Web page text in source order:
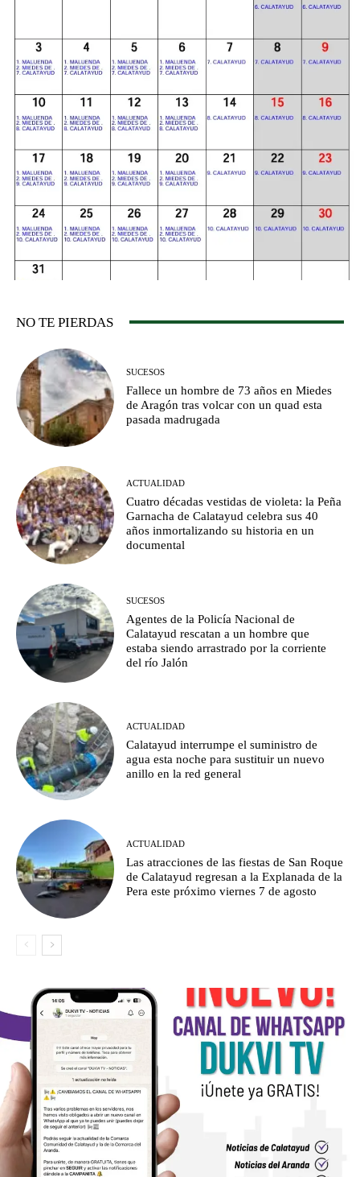
NO TE PIERDAS
SUCESOS
Fallece un hombre de 73 años en Miedes
de Aragón tras volcar con un quad esta
pasada madrugada
ACTUALIDAD
Cuatro décadas vestidas de violeta: la Peña
Garnacha de Calatayud celebra sus 40
años inmortalizando su historia en un
documental
SUCESOS
Agentes de la Policía Nacional de
Calatayud rescatan a un hombre que
estaba siendo arrastrado por la corriente
del río Jalón
ACTUALIDAD
Calatayud interrumpe el suministro de
agua esta noche para sustituir un nuevo
anillo en la red general
ACTUALIDAD
Las atracciones de las fiestas de San Roque
de Calatayud regresan a la Explanada de la
Pera este próximo viernes 7 de agosto